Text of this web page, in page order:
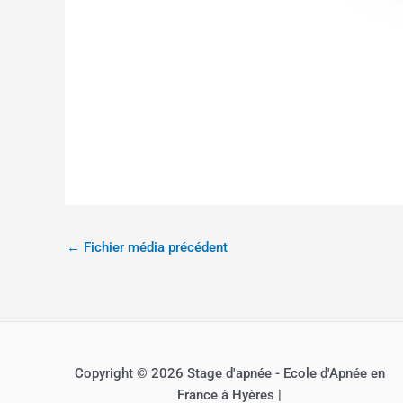
← Fichier média précédent
Copyright © 2026 Stage d'apnée - Ecole d'Apnée en
France à Hyères |